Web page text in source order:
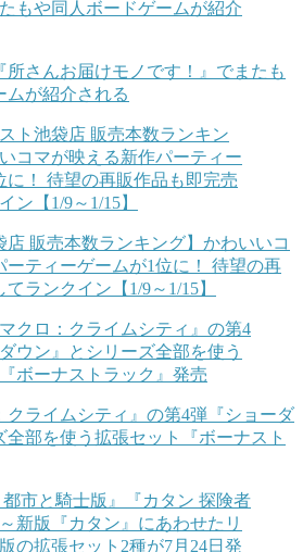
所さんお届けモノです！』でまたも
ムが紹介される
店 販売本数ランキング】かわいいコ
ーティーゲームが1位に！ 待望の再
ランクイン【1/9～1/15】
クライムシティ』の第4弾『ショーダ
全部を使う拡張セット『ボーナスト